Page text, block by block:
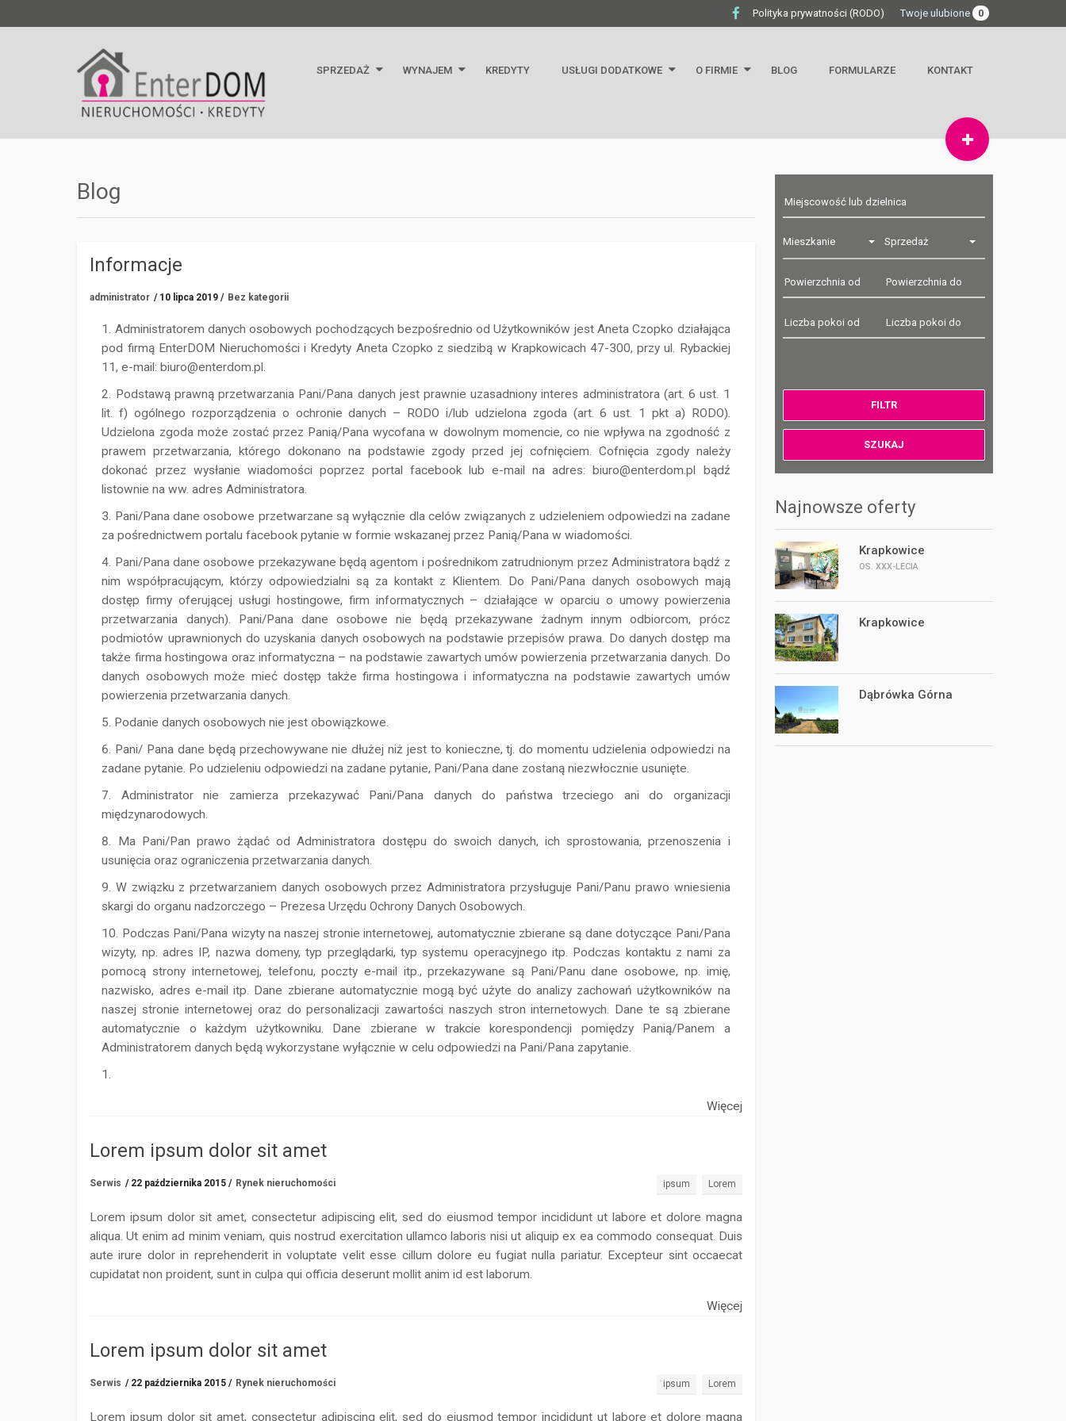
Polityka prywatności (RODO) Twoje ulubione 0
SPRZEDAŻ
Działki
WYNAJEM KREDYTY USŁUGI DODATKOWE
Geodezja
O FIRMIE BLOG FORMULARZE KONTAKT
Blog
Informacje
administrator / 10 lipca 2019 / Bez kategorii
Administratorem danych osobowych pochodzących bezpośrednio od Użytkowników jest Aneta Czopko działająca
pod firmą EnterDOM Nieruchomości i Kredyty Aneta Czopko z siedzibą w Krapkowicach 47-300, przy ul. Rybackiej
11, e-mail: biuro@enterdom.pl.
Podstawą prawną przetwarzania Pani/Pana danych jest prawnie uzasadniony interes administratora (art. 6 ust. 1
lit. f) ogólnego rozporządzenia o ochronie danych – RODO i/lub udzielona zgoda (art. 6 ust. 1 pkt a) RODO).
Udzielona zgoda może zostać przez Panią/Pana wycofana w dowolnym momencie, co nie wpływa na zgodność z
prawem przetwarzania, którego dokonano na podstawie zgody przed jej cofnięciem. Cofnięcia zgody należy
dokonać przez wysłanie wiadomości poprzez portal facebook lub e-mail na adres: biuro@enterdom.pl bądź
listownie na ww. adres Administratora.
Pani/Pana dane osobowe przetwarzane są wyłącznie dla celów związanych z udzieleniem odpowiedzi na zadane
za pośrednictwem portalu facebook pytanie w formie wskazanej przez Panią/Pana w wiadomości.
Pani/Pana dane osobowe przekazywane będą agentom i pośrednikom zatrudnionym przez Administratora bądź z
nim współpracującym, którzy odpowiedzialni są za kontakt z Klientem. Do Pani/Pana danych osobowych mają
dostęp firmy oferującej usługi hostingowe, firm informatycznych – działające w oparciu o umowy powierzenia
przetwarzania danych). Pani/Pana dane osobowe nie będą przekazywane żadnym innym odbiorcom, prócz
podmiotów uprawnionych do uzyskania danych osobowych na podstawie przepisów prawa. Do danych dostęp ma
także firma hostingowa oraz informatyczna – na podstawie zawartych umów powierzenia przetwarzania danych. Do
danych osobowych może mieć dostęp także firma hostingowa i informatyczna na podstawie zawartych umów
powierzenia przetwarzania danych.
Podanie danych osobowych nie jest obowiązkowe.
Pani/ Pana dane będą przechowywane nie dłużej niż jest to konieczne, tj. do momentu udzielenia odpowiedzi na
zadane pytanie. Po udzieleniu odpowiedzi na zadane pytanie, Pani/Pana dane zostaną niezwłocznie usunięte.
Administrator nie zamierza przekazywać Pani/Pana danych do państwa trzeciego ani do organizacji
międzynarodowych.
Ma Pani/Pan prawo żądać od Administratora dostępu do swoich danych, ich sprostowania, przenoszenia i
usunięcia oraz ograniczenia przetwarzania danych.
W związku z przetwarzaniem danych osobowych przez Administratora przysługuje Pani/Panu prawo wniesienia
skargi do organu nadzorczego – Prezesa Urzędu Ochrony Danych Osobowych.
Podczas Pani/Pana wizyty na naszej stronie internetowej, automatycznie zbierane są dane dotyczące Pani/Pana
wizyty, np. adres IP, nazwa domeny, typ przeglądarki, typ systemu operacyjnego itp. Podczas kontaktu z nami za
pomocą strony internetowej, telefonu, poczty e-mail itp., przekazywane są Pani/Panu dane osobowe, np. imię,
nazwisko, adres e-mail itp. Dane zbierane automatycznie mogą być użyte do analizy zachowań użytkowników na
naszej stronie internetowej oraz do personalizacji zawartości naszych stron internetowych. Dane te są zbierane
automatycznie o każdym użytkowniku. Dane zbierane w trakcie korespondencji pomiędzy Panią/Panem a
Administratorem danych będą wykorzystane wyłącznie w celu odpowiedzi na Pani/Pana zapytanie.
Więcej
Lorem ipsum dolor sit amet
Serwis / 22 października 2015 / Rynek nieruchomości ipsum Lorem
Lorem ipsum dolor sit amet, consectetur adipiscing elit, sed do eiusmod tempor incididunt ut labore et dolore magna
aliqua. Ut enim ad minim veniam, quis nostrud exercitation ullamco laboris nisi ut aliquip ex ea commodo consequat. Duis
aute irure dolor in reprehenderit in voluptate velit esse cillum dolore eu fugiat nulla pariatur. Excepteur sint occaecat
cupidatat non proident, sunt in culpa qui officia deserunt mollit anim id est laborum.
Więcej
Lorem ipsum dolor sit amet
Serwis / 22 października 2015 / Rynek nieruchomości ipsum Lorem
Lorem ipsum dolor sit amet, consectetur adipiscing elit, sed do eiusmod tempor incididunt ut labore et dolore magna
Mieszkanie Sprzedaż
Najnowsze oferty
Krapkowice
OS. XXX-LECIA
Krapkowice
Dąbrówka Górna